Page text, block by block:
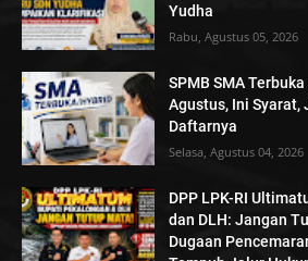
Yudha
Rabu, Agustus 05, 2026
SPMB SMA
Agustus, Ini Syarat,
Daftarnya
Selasa, Agustus 04, 2026
DPP LPK-RI
dan DLH: Jangan
Dugaan